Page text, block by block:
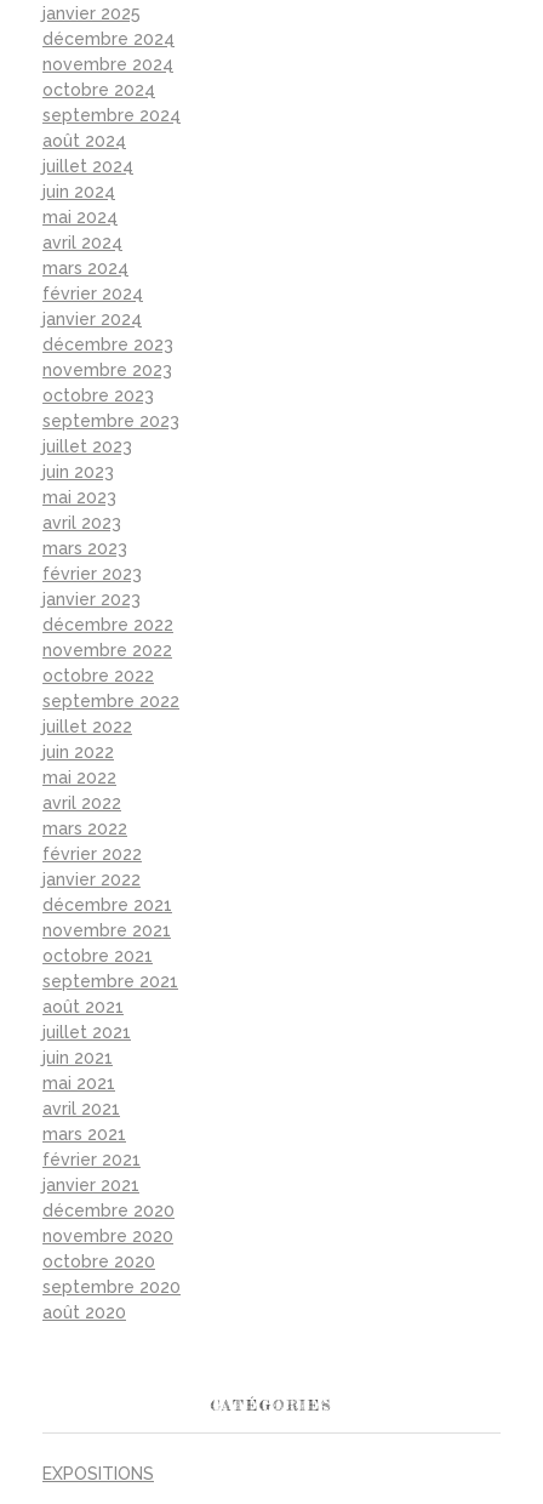
janvier 2025
décembre 2024
novembre 2024
octobre 2024
septembre 2024
août 2024
juillet 2024
juin 2024
mai 2024
avril 2024
mars 2024
février 2024
janvier 2024
décembre 2023
novembre 2023
octobre 2023
septembre 2023
juillet 2023
juin 2023
mai 2023
avril 2023
mars 2023
février 2023
janvier 2023
décembre 2022
novembre 2022
octobre 2022
septembre 2022
juillet 2022
juin 2022
mai 2022
avril 2022
mars 2022
février 2022
janvier 2022
décembre 2021
novembre 2021
octobre 2021
septembre 2021
août 2021
juillet 2021
juin 2021
mai 2021
avril 2021
mars 2021
février 2021
janvier 2021
décembre 2020
novembre 2020
octobre 2020
septembre 2020
août 2020
CATÉGORIES
EXPOSITIONS